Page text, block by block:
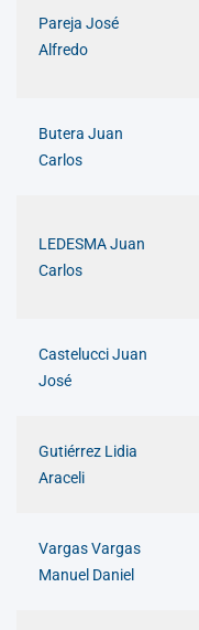
Pareja José
Alfredo
Butera Juan
Carlos
LEDESMA Juan
Carlos
Castelucci Juan
José
Gutiérrez Lidia
Araceli
Vargas Vargas
Manuel Daniel